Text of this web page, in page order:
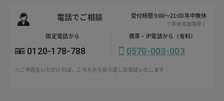
電話でご相談 受付時間 9:00～21:00 年中無休
※年末年始等除く
固定電話から
0120-178-788
携帯・IP電話から（有料）
0570-003-003
※ご申告をいただければ、こちらから折り返しお電話いたします